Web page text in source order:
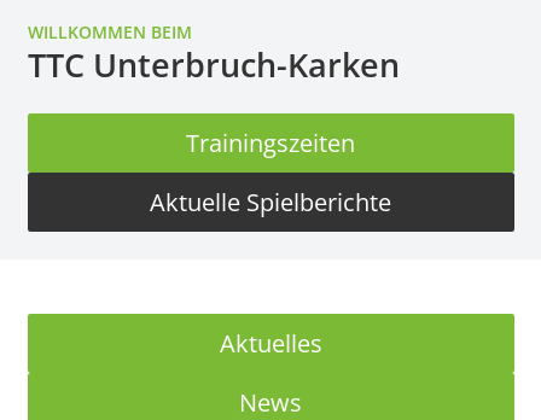
WILLKOMMEN BEIM
TTC Unterbruch-Karken
Trainingszeiten
Aktuelle Spielberichte
Aktuelles
News